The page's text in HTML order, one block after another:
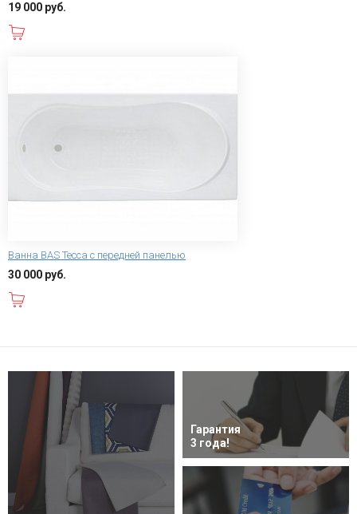
19 000 руб.
Ванна BAS Тесса с передней панелью
30 000 руб.
Гарантия
3 года!